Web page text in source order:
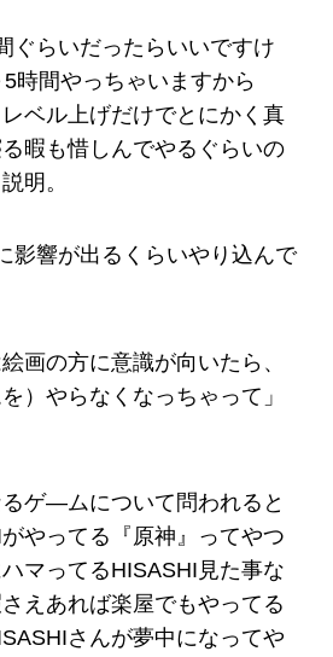
ぐらいだったらいいですけ
時間やっちゃいますから
ベル上げだけでとにかく真
暇も惜しんでやるぐらいの
明。
影響が出るくらいやり込んで
画の方に意識が向いたら、
）やらなくなっちゃって」
ゲ―ムについて問われると
がやってる『原神』ってやつ
マってるHISASHI見た事な
えあれば楽屋でもやってる
さんが夢中になってや